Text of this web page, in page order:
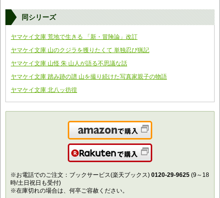
同シリーズ
ヤマケイ文庫 荒地で生きる 「新・冒険論」改訂
ヤマケイ文庫 山のクジラを獲りたくて 単独忍び猟記
ヤマケイ文庫 山怪 朱 山人が語る不思議な話
ヤマケイ文庫 踏み跡の譜 山を撮り続けた写真家親子の物語
ヤマケイ文庫 北八ッ彷徨
Amazonで購入
楽天で購入
※お電話でのご注文：ブックサービス(楽天ブックス) 0120-29-9625 (9～18
時/土日祝日も受付)
※在庫切れの場合は、何卒ご容赦ください。